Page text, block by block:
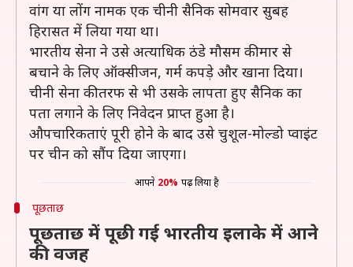
वांग या लोंग नामक एक चीनी सैनिक सोमवार सुबह
हिरासत में लिया गया था।
भारतीय सेना ने उसे अत्याधिक ठंडे मौसम की मार से
बचाने के लिए ऑक्सीजन, गर्म कपड़े और खाना दिया।
चीनी सेना की तरफ से भी उसके लापता हुए सैनिक का
पता लगाने के लिए निवेदन प्राप्त हुआ है।
औपचारिकताएं पूरी होने के बाद उसे चुशूल-मोल्डो प्वाइंट
पर चीन को सौंप दिया जाएगा।
आपने 20% पढ़ लिया है
पूछताछ
पूछताछ में पूछी गई भारतीय इलाके में आने
की वजह